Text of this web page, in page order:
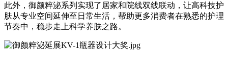
此外，御颜粹泌系列实现了居家和院线双线联动，让高科技护
肤从专业空间延伸至日常生活，帮助更多消费者在熟悉的护理
节奏中，稳步走上科学养肤之路。